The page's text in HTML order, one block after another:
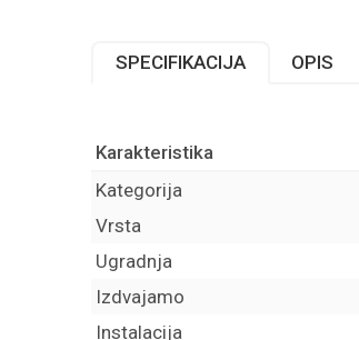
SPECIFIKACIJA OPIS
Karakteristika
Kategorija
Vrsta
Ugradnja
Izdvajamo
Instalacija